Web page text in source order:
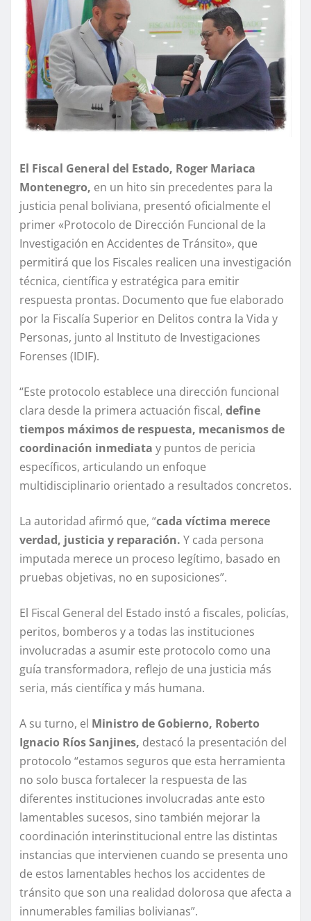
El Fiscal General del Estado, Roger Mariaca
Montenegro, en un hito sin precedentes para la
justicia penal boliviana, presentó oficialmente el
primer «Protocolo de Dirección Funcional de la
Investigación en Accidentes de Tránsito», que
permitirá que los Fiscales realicen una investigación
técnica, científica y estratégica para emitir
respuesta prontas. Documento que fue elaborado
por la Fiscalía Superior en Delitos contra la Vida y
Personas, junto al Instituto de Investigaciones
Forenses (IDIF).
“Este protocolo establece una dirección funcional
clara desde la primera actuación fiscal, define
tiempos máximos de respuesta, mecanismos de
coordinación inmediata y puntos de pericia
específicos, articulando un enfoque
multidisciplinario orientado a resultados concretos.
La autoridad afirmó que, “cada víctima merece
verdad, justicia y reparación. Y cada persona
imputada merece un proceso legítimo, basado en
pruebas objetivas, no en suposiciones”.
El Fiscal General del Estado instó a fiscales, policías,
peritos, bomberos y a todas las instituciones
involucradas a asumir este protocolo como una
guía transformadora, reflejo de una justicia más
seria, más científica y más humana.
A su turno, el Ministro de Gobierno, Roberto
Ignacio Ríos Sanjines, destacó la presentación del
protocolo “estamos seguros que esta herramienta
no solo busca fortalecer la respuesta de las
diferentes instituciones involucradas ante esto
lamentables sucesos, sino también mejorar la
coordinación interinstitucional entre las distintas
instancias que intervienen cuando se presenta uno
de estos lamentables hechos los accidentes de
tránsito que son una realidad dolorosa que afecta a
innumerables familias bolivianas”.